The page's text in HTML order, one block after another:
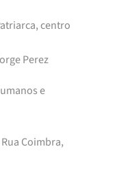
centro
Perez
e
Coimbra,